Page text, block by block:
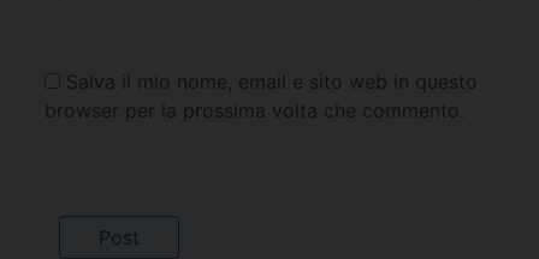
Salva il mio nome, email e sito web in questo
browser per la prossima volta che commento.